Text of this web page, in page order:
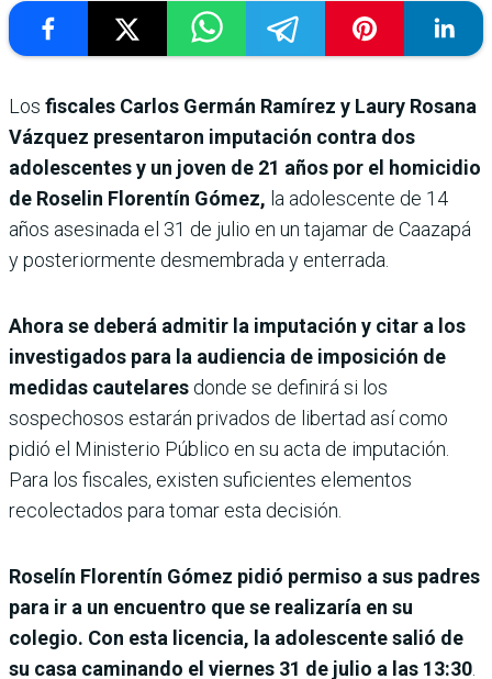
Los fiscales Carlos Germán Ramírez y Laury Rosana
Vázquez presentaron imputación contra dos
adolescentes y un joven de 21 años por el homicidio
de Roselin Florentín Gómez, la adolescente de 14
años asesinada el 31 de julio en un tajamar de Caazapá
y posteriormente desmembrada y enterrada.
Ahora se deberá admitir la imputación y citar a los
investigados para la audiencia de imposición de
medidas cautelares donde se definirá si los
sospechosos estarán privados de libertad así como
pidió el Ministerio Público en su acta de imputación.
Para los fiscales, existen suficientes elementos
recolectados para tomar esta decisión.
Roselín Florentín Gómez pidió permiso a sus padres
para ir a un encuentro que se realizaría en su
colegio. Con esta licencia, la adolescente salió de
su casa caminando el viernes 31 de julio a las 13:30